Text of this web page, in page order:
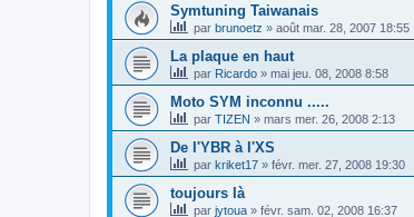
Symtuning Taiwanais
par brunoetz » août mar. 28, 2007 18:55
La plaque en haut
par Ricardo » mai jeu. 08, 2008 8:58
Moto SYM inconnu .....
par TIZEN » mars mer. 26, 2008 2:13
De l'YBR à l'XS
par kriket17 » févr. mer. 27, 2008 19:30
toujours là
par jytoua » févr. sam. 02, 2008 16:37